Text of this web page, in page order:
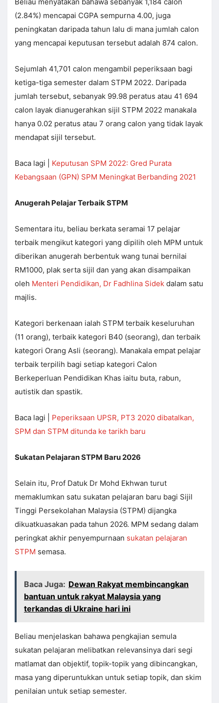
Beliau menyatakan bahawa sebanyak 1,184 calon
(2.84%) mencapai CGPA sempurna 4.00, juga
peningkatan daripada tahun lalu di mana jumlah calon
yang mencapai keputusan tersebut adalah 874 calon.
Sejumlah 41,701 calon mengambil peperiksaan bagi
ketiga-tiga semester dalam STPM 2022. Daripada
jumlah tersebut, sebanyak 99.98 peratus atau 41 694
calon layak dianugerahkan sijil STPM 2022 manakala
hanya 0.02 peratus atau 7 orang calon yang tidak layak
mendapat sijil tersebut.
Baca lagi | Keputusan SPM 2022: Gred Purata
Kebangsaan (GPN) SPM Meningkat Berbanding 2021
Anugerah Pelajar Terbaik STPM
Sementara itu, beliau berkata seramai 17 pelajar
terbaik mengikut kategori yang dipilih oleh MPM untuk
diberikan anugerah berbentuk wang tunai bernilai
RM1000, plak serta sijil dan yang akan disampaikan
oleh Menteri Pendidikan, Dr Fadhlina Sidek dalam satu
majlis.
Kategori berkenaan ialah STPM terbaik keseluruhan
(11 orang), terbaik kategori B40 (seorang), dan terbaik
kategori Orang Asli (seorang). Manakala empat pelajar
terbaik terpilih bagi setiap kategori Calon
Berkeperluan Pendidikan Khas iaitu buta, rabun,
autistik dan spastik.
Baca lagi | Peperiksaan UPSR, PT3 2020 dibatalkan,
SPM dan STPM ditunda ke tarikh baru
Sukatan Pelajaran STPM Baru 2026
Selain itu, Prof Datuk Dr Mohd Ekhwan turut
memaklumkan satu sukatan pelajaran baru bagi Sijil
Tinggi Persekolahan Malaysia (STPM) dijangka
dikuatkuasakan pada tahun 2026. MPM sedang dalam
peringkat akhir penyempurnaan sukatan pelajaran
STPM semasa.
Baca Juga: Dewan Rakyat membincangkan
bantuan untuk rakyat Malaysia yang
terkandas di Ukraine hari ini
Beliau menjelaskan bahawa pengkajian semula
sukatan pelajaran melibatkan relevansinya dari segi
matlamat dan objektif, topik-topik yang dibincangkan,
masa yang diperuntukkan untuk setiap topik, dan skim
penilaian untuk setiap semester.